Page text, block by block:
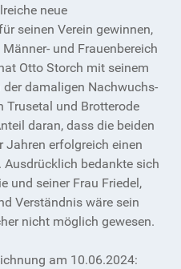
neue
seinen Verein gewinnen,
und Frauenbereich
Otto Storch mit seinem
damaligen Nachwuchs-
Trusetal und Brotterode
daran, dass die beiden
Jahren erfolgreich einen
bedankte sich
und seiner Frau Friedel,
Verständnis wäre sein
nicht möglich gewesen.
am 10.06.2024: